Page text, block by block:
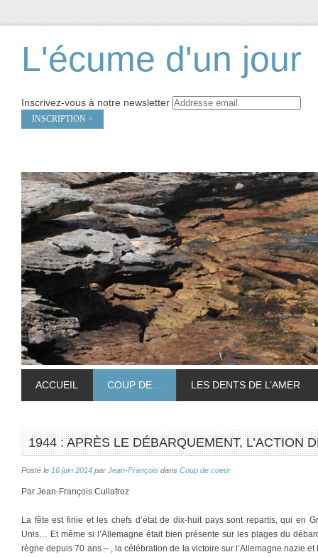
L'écume d'un jour
Inscrivez-vous à notre newsletter
ACCUEIL COUP DE… LES DENTS DE L’AMER
1944 : APRÈS LE DÉBARQUEMENT, L’ACTION
Posté le 16 juin 2014 par Jean-François dans Coup de coeur
Par Jean-François Cullafroz
La fête est finie et les chefs d’état de dix-huit pays sont repartis, qui en
Unis… Et même si l’Allemagne était bien présente sur les plages du
règne depuis 70 ans – , la célébration de la victoire sur l’Allemagne nazie